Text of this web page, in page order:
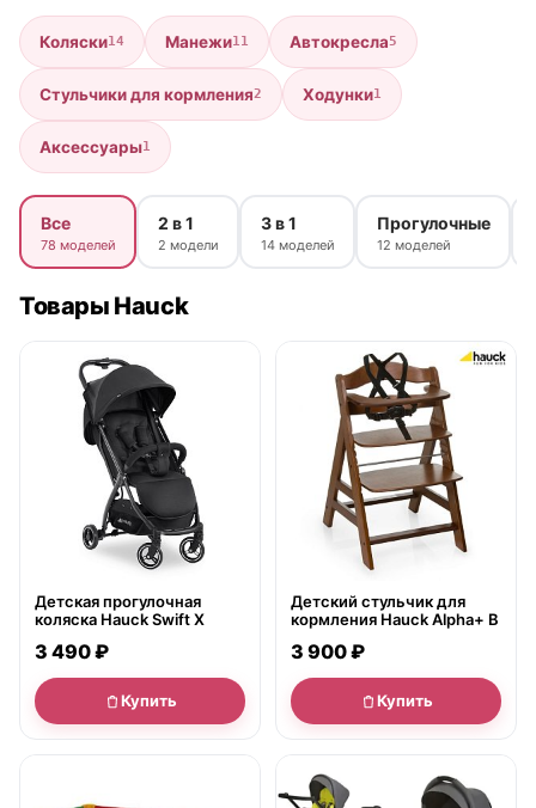
Коляски14 Манежи11 Автокресла5
Стульчики для кормления2 Ходунки1
Аксессуары1
Все
78 моделей
2 в 1
2 модели
3 в 1
14 моделей
Прогулочные
12 моделей
Товары Hauck
● в наличии
Детская прогулочная
коляска Hauck Swift X
3 490 ₽
Купить
● в наличии
Детский стульчик для
кормления Hauck Alpha+ B
3 900 ₽
Купить
нет в продаже